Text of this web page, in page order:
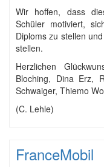
Wir hoffen, dass
Schüler motiviert,
Diploms zu stellen
stellen.
Herzlichen
Bloching, Dina Erz,
Schwaiger, Thiemo
(C. Lehle)
FranceMobil